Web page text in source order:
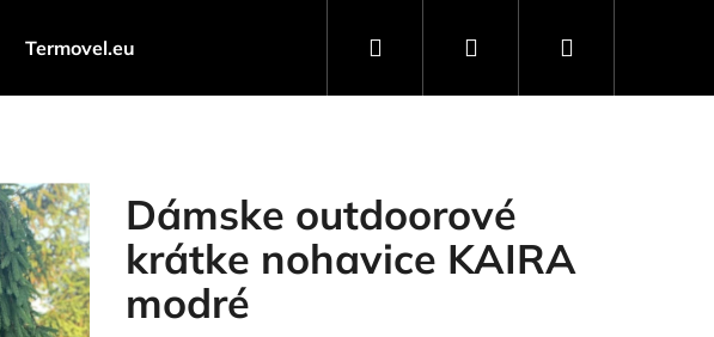
Termovel.eu Hľadať PrihlásenieNákupný
Dámske outdoorové
krátke nohavice KAIRA
modré